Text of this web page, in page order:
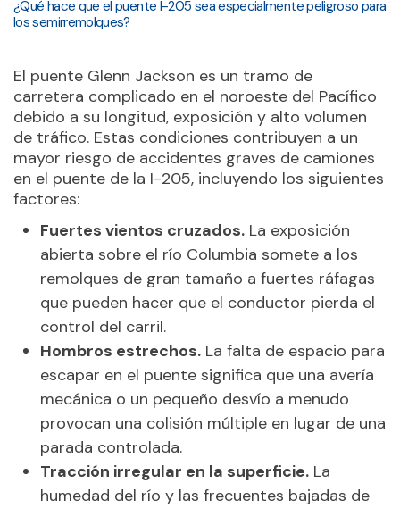
¿Qué hace que el puente I-205 sea especialmente peligroso para
los semirremolques?
El puente Glenn Jackson es un tramo de
carretera complicado en el noroeste del Pacífico
debido a su longitud, exposición y alto volumen
de tráfico. Estas condiciones contribuyen a un
mayor riesgo de accidentes graves de camiones
en el puente de la I-205, incluyendo los siguientes
factores:
Fuertes vientos cruzados. La exposición
abierta sobre el río Columbia somete a los
remolques de gran tamaño a fuertes ráfagas
que pueden hacer que el conductor pierda el
control del carril.
Hombros estrechos. La falta de espacio para
escapar en el puente significa que una avería
mecánica o un pequeño desvío a menudo
provocan una colisión múltiple en lugar de una
parada controlada.
Tracción irregular en la superficie. La
humedad del río y las frecuentes bajadas de